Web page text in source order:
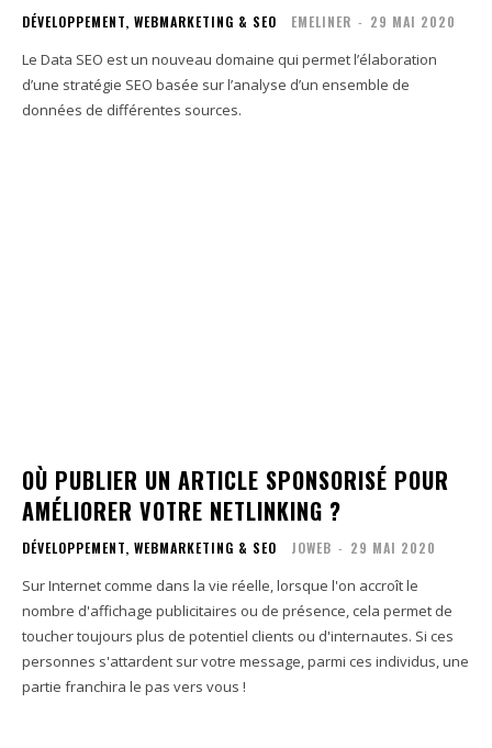
DÉVELOPPEMENT, WEBMARKETING & SEO EMELINER - 29 MAI 2020
Le Data SEO est un nouveau domaine qui permet l’élaboration
d’une stratégie SEO basée sur l’analyse d’un ensemble de
données de différentes sources.
OÙ PUBLIER UN ARTICLE SPONSORISÉ POUR
AMÉLIORER VOTRE NETLINKING ?
DÉVELOPPEMENT, WEBMARKETING & SEO JOWEB - 29 MAI 2020
Sur Internet comme dans la vie réelle, lorsque l'on accroît le
nombre d'affichage publicitaires ou de présence, cela permet de
toucher toujours plus de potentiel clients ou d'internautes. Si ces
personnes s'attardent sur votre message, parmi ces individus, une
partie franchira le pas vers vous !